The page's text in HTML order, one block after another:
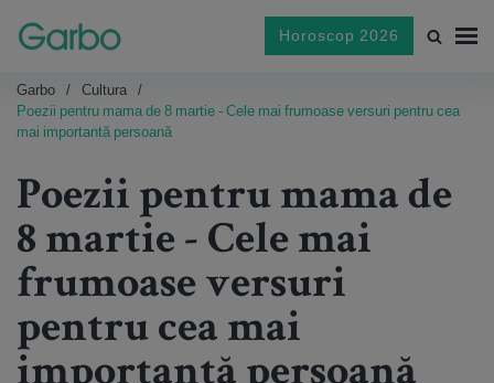
Horoscop 2026
Garbo
Cultura
Poezii pentru mama de 8 martie - Cele mai frumoase versuri pentru cea
mai importantă persoană
Poezii pentru mama de
8 martie - Cele mai
frumoase versuri
pentru cea mai